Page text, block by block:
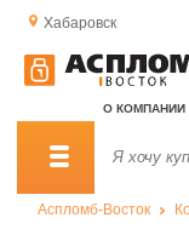
Хабаровск
О КОМПАНИИ
Аспломб-Восток